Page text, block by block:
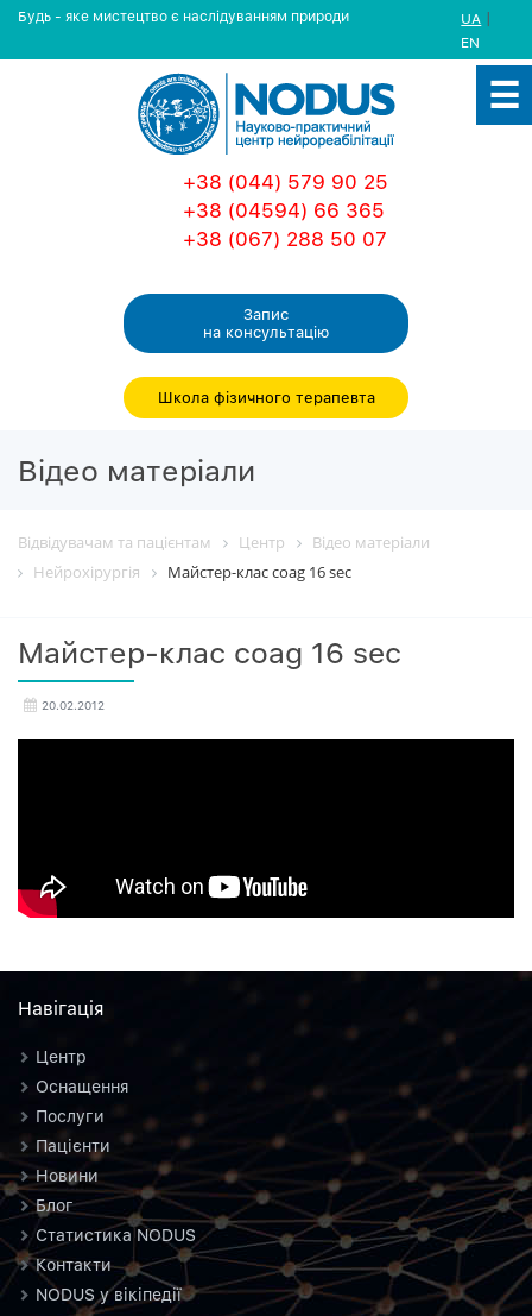
Будь - яке мистецтво є наслідуванням природи UA |
EN
+38 (044) 579 90 25
+38 (04594) 66 365
+38 (067) 288 50 07
Запис
на консультацiю
Школа фізичного терапевта
Вiдео матерiали
Відвідувачам та пацієнтам Центр
Вiдео матерiали
Нейрохірургія
Майстер-клас coag 16 sec
Майстер-клас coag 16 sec
20.02.2012
Навiгацiя
Центр
Оснащення
Послуги
Пацієнти
Новини
Блог
Статистика NODUS
Контакти
NODUS у вікіпедії